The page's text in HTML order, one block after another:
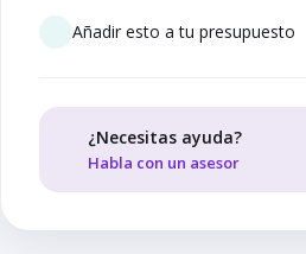
Añadir esto a tu presupuesto
¿Necesitas ayuda?
Habla con un asesor